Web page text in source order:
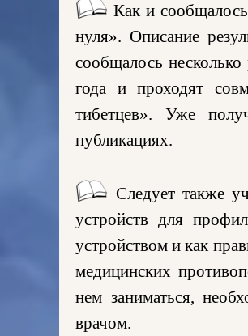
Как и
нуля». Описание
сообщалось
года и проходят
тибетцев». Уже
публикациях.
Следует также
устройств для
устройством и как
медицинских
нем заниматься,
врачом.